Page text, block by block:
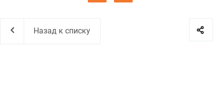
Назад к списку